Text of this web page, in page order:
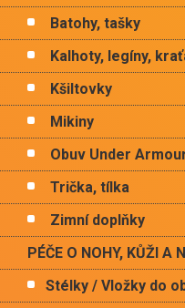
Batohy, tašky
Kalhoty, legíny,
Kšiltovky
Mikiny
Obuv Under
Trička, tílka
Zimní doplňky
PÉČE O NOHY, KŮŽI A
Stélky / Vložky do